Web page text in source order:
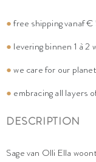
●free shipping vanaf
● levering binnen 1 à 2
●we care for our
● embracing all layers
DESCRIPTION
Sage van Olli Ella